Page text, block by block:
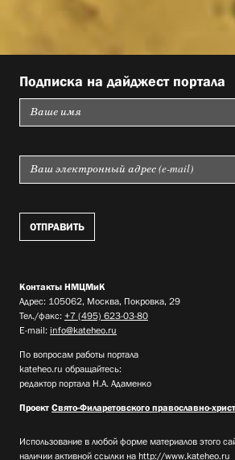
Подписка на дайджест портала
Контакты НМЦМиК
Адрес: 105062, Москва, Покровка, 29
Тел./факс: +7 (495) 623-03-80
E-mail: info@kateheo.ru
По вопросам работы портала
kateheo.ru обращайтесь:
редактор портала Н.А. Адаменко
Проект Свято-Филаретовского православно-
Использование в любой форме материалов этого
наличии активной ссылки на http://www.kateheo.ru